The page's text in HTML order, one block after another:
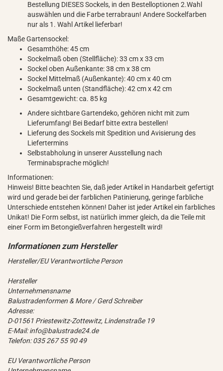
Bestellung DIESES Sockels, in den Bestelloptionen 2.Wahl
auswählen und die Farbe terrabraun! Andere Sockelfarben
nur als 1. Wahl Artikel lieferbar!
Maße Gartensockel:
Gesamthöhe: 45 cm
Sockelmaß oben (Stellfläche): 33 cm x 33 cm
Sockel oben Außenkante: 38 cm x 38 cm
Sockel Mittelmaß (Außenkante): 40 cm x 40 cm
Sockelmaß unten (Standfläche): 42 cm x 42 cm
Gesamtgewicht: ca. 85 kg
Andere sichtbare Gartendeko, gehören nicht mit zum
Lieferumfang! Bei Bedarf bitte extra bestellen!
Lieferung des Sockels mit Spedition und Avisierung des
Liefertermins
Selbstabholung in unserer Ausstellung nach
Terminabsprache möglich!
Informationen:
Hinweis! Bitte beachten Sie, daß jeder Artikel in Handarbeit gefertigt
wird und gerade bei der farblichen Patinierung, geringe farbliche
Unterschiede entstehen können! Daher ist jeder Artikel ein farbliches
Unikat! Die Form selbst, ist natürlich immer gleich, da die Teile mit
einer Form im Betongießverfahren hergestellt wird!
Hersteller/EU Verantwortliche Person
Hersteller
Unternehmensname
Balustradenformen & More / Gerd Schreiber
Adresse:
D-01561 Priestewitz-Zottewitz, Lindenstraße 19
E-Mail: info@balustrade24.de
Telefon: 035 267 55 90 49
EU Verantwortliche Person